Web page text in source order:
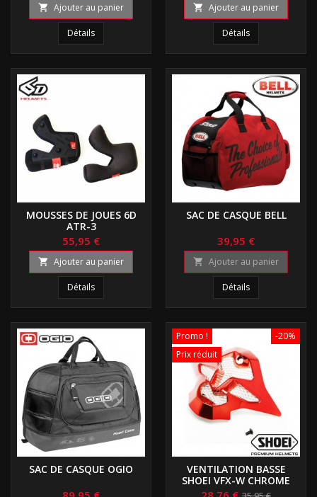
 Ajouter au panier
Détails
 Ajouter au panier
Détails
MOUSSES DE JOUES 6D
ATR-3
55,95 €
 Ajouter au panier
Détails
SAC DE CASQUE BELL
39,95 €
 Ajouter au panier
Détails
SAC DE CASQUE OGIO
-20%
Promo !
Prix réduit
VENTILATION BASSE
SHOEI VFX-W CHROME
ROUGE